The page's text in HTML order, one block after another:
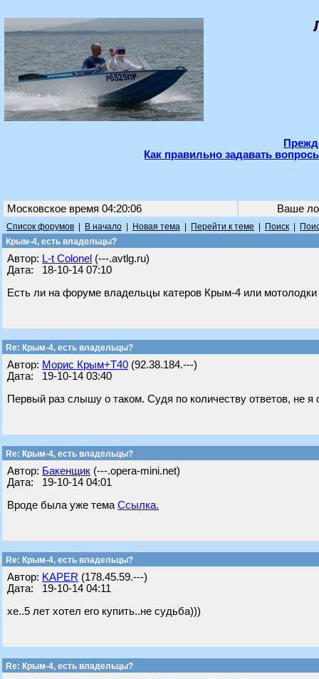
Как правильно задавать
Московское время 04:20:06 Ваше
Список форумов В начало Новая тема Перейти к теме Поиск
Крым-4, есть владельцы?
Автор: L-t Colonel (---.avtlg.ru)
Дата: 18-10-14 07:10
Есть ли на форуме владельцы катеров Крым-4 или
Re: Крым-4, есть владельцы?
Автор: Морис Крым+Т40 (92.38.184.---)
Дата: 19-10-14 03:40
Первый раз слышу о таком. Судя по количеству ответов, не я
Re: Крым-4, есть владельцы?
Автор: Бакенщик (---.opera-mini.net)
Дата: 19-10-14 04:01
Вроде была уже тема Ссылка.
Re: Крым-4, есть владельцы?
Автор: KAPER (178.45.59.---)
Дата: 19-10-14 04:11
хе..5 лет хотел его купить..не судьба)))
Re: Крым-4, есть владельцы?